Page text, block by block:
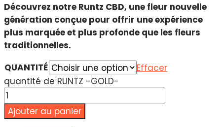
Découvrez notre Runtz CBD, une fleur nouvelle
génération conçue pour offrir une expérience
plus marquée et plus profonde que les fleurs
traditionnelles.
QUANTITÉ
Effacer
quantité de RUNTZ -GOLD-
Ajouter au panier